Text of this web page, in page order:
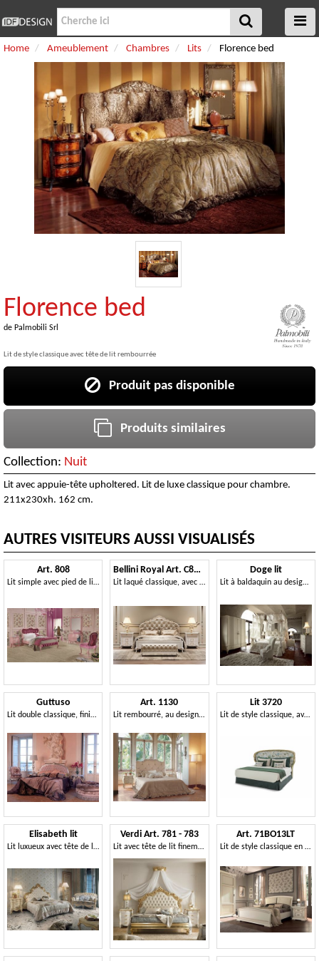
Home Ameublement Chambres Lits Florence bed
Florence bed
de Palmobili Srl
Lit de style classique avec tête de lit rembourrée
Produit pas disponible
Produits similaires
Collection: Nuit
Lit avec appuie-tête upholtered. Lit de luxe classique pour chambre.
211x230xh. 162 cm.
AUTRES VISITEURS AUSSI VISUALISÉS
Art. 808
Lit simple avec pied de lit matelassé, avec sculptures originales
Bellini Royal Art. C8423-L
Lit laqué classique, avec tête de lit capitonnée
Doge lit
Lit à baldaquin au design traditionnel
Guttuso
Lit double classique, finition argent, pour chambre
Art. 1130
Lit rembourré, au design classique
Lit 3720
Lit de style classique, avec tête de lit en bois sculpté
Elisabeth lit
Lit luxueux avec tête de lit sculptée
Verdi Art. 781 - 783
Lit avec tête de lit finement sculptée
Art. 71BO13LT
Lit de style classique en bois, avec tête de lit rembourrée